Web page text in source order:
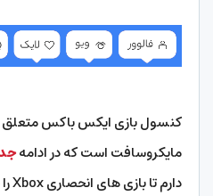
کنسول بازی ایکس باکس
مایکروسافت است که در ادامه
دارم تا بازی های انحصاری Xbox را به شما معرفی کنم.